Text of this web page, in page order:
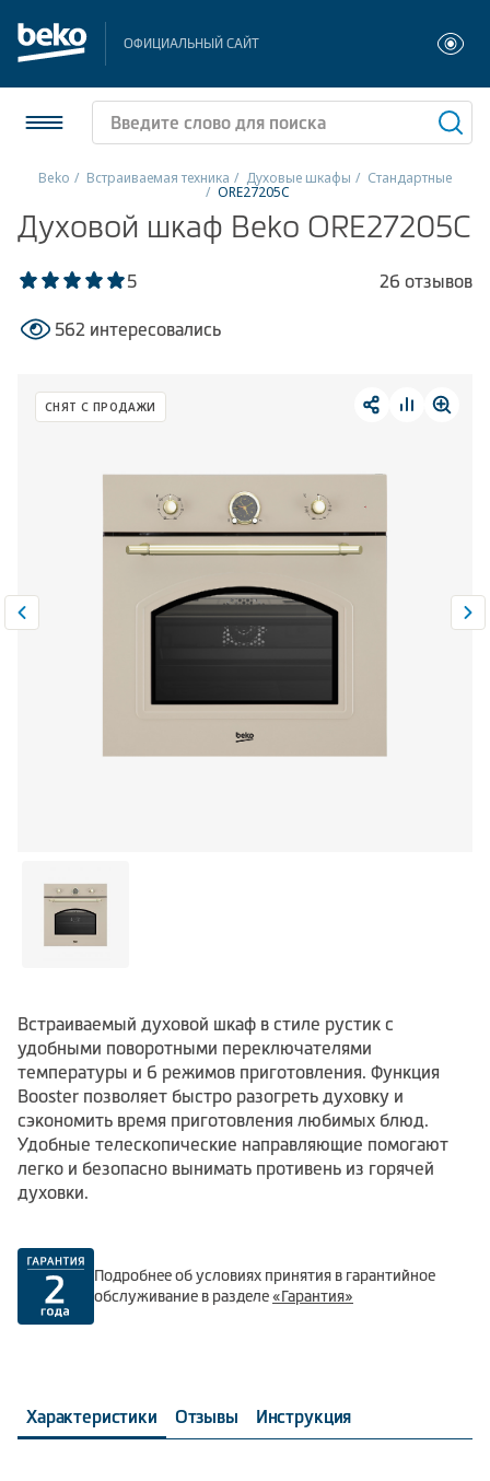
ОФИЦИАЛЬНЫЙ САЙТ
Холодильники и морозильники
Стиральные и сушильные машины
Встраиваемая техника
Климатическая техника
Beko Встраиваемая техника Духовые шкафы Стандартные
ORE27205C
Духовой шкаф Beko ORE27205C
5 26 отзывов
562 интересовались
СНЯТ С ПРОДАЖИ
Встраиваемый духовой шкаф в стиле рустик с
удобными поворотными переключателями
температуры и 6 режимов приготовления. Функция
Booster позволяет быстро разогреть духовку и
сэкономить время приготовления любимых блюд.
Удобные телескопические направляющие помогают
легко и безопасно вынимать противень из горячей
духовки.
Подробнее об условиях принятия в гарантийное
обслуживание в разделе«Гарантия»
Характеристики Отзывы Инструкция